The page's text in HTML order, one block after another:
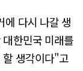
에 다시 나갈 생
한민국 미래를
할 생각이다"고